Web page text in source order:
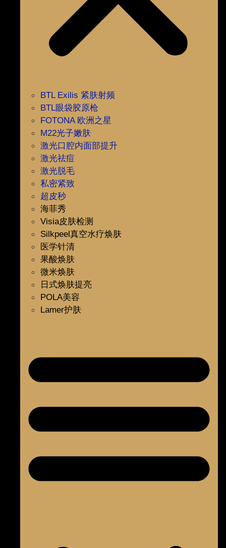
BTL Exilis 紧肤射频
BTL眼袋胶原枪
FOTONA 欧洲之星
M22光子嫩肤
激光口腔内面部提升
激光祛痘
激光脱毛
私密紧致
超皮秒
海菲秀
Visia皮肤检测
Silkpeel真空水疗焕肤
医学针清
果酸焕肤
微米焕肤
日式焕肤提亮
POLA美容
Lamer护肤